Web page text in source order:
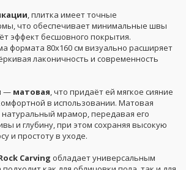
, плитка имеет точные
что обеспечивает минимальные швы
эффект бесшовного покрытия.
формата 80x160 см визуально расширяет
лаконичность и современность
— матовая , что придаёт ей мягкое сияние
в использовании. Матовая
натуральный мрамор, передавая его
и глубину, при этом сохраняя высокую
и простоту в уходе.
Carving обладает универсальным